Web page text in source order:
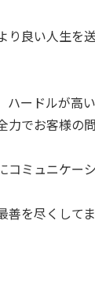
り良い人生を
ードルが高い
でお客様の
コミュニケー
を尽くしてま